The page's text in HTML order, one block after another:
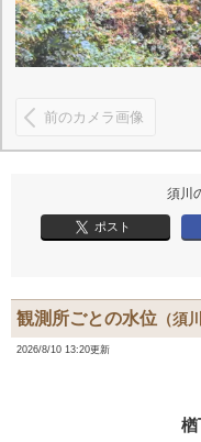
前のカメラ画像
須川
ポスト
観測所ごとの水位 （須
2026/8/10 13:20更新
楢